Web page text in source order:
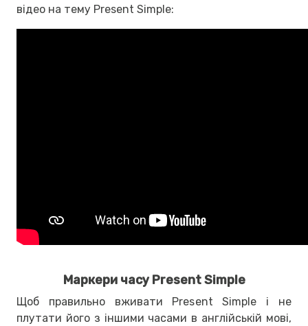
відео на тему Present Simple:
Маркери часу Present Simple
Щоб правильно вживати Present Simple і не
плутати його з іншими часами в англійській мові,